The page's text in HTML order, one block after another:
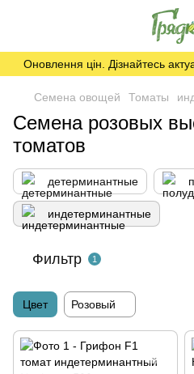
Оновлення цін. Дізнайтесь
Семена овощей Томаты
Семена розовых
томатов
детерминантные
индетерминантные
Фильтр 1
Цвет Розовый